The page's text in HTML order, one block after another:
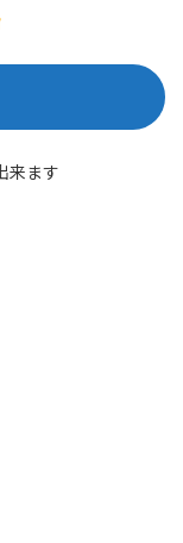
来ます